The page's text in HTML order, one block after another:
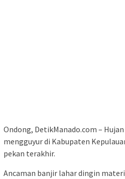
Ondong, DetikManado.com –
mengguyur di Kabupaten
pekan terakhir.
Ancaman banjir lahar dingin